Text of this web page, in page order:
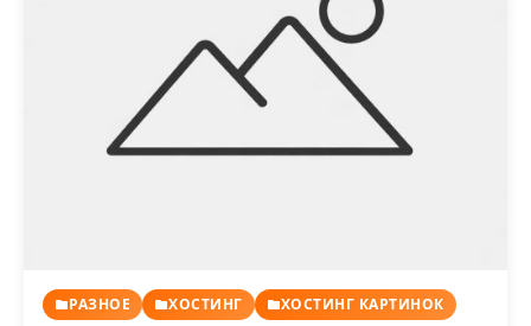
РАЗНОЕ ХОСТИНГ ХОСТИНГ КАРТИНОК